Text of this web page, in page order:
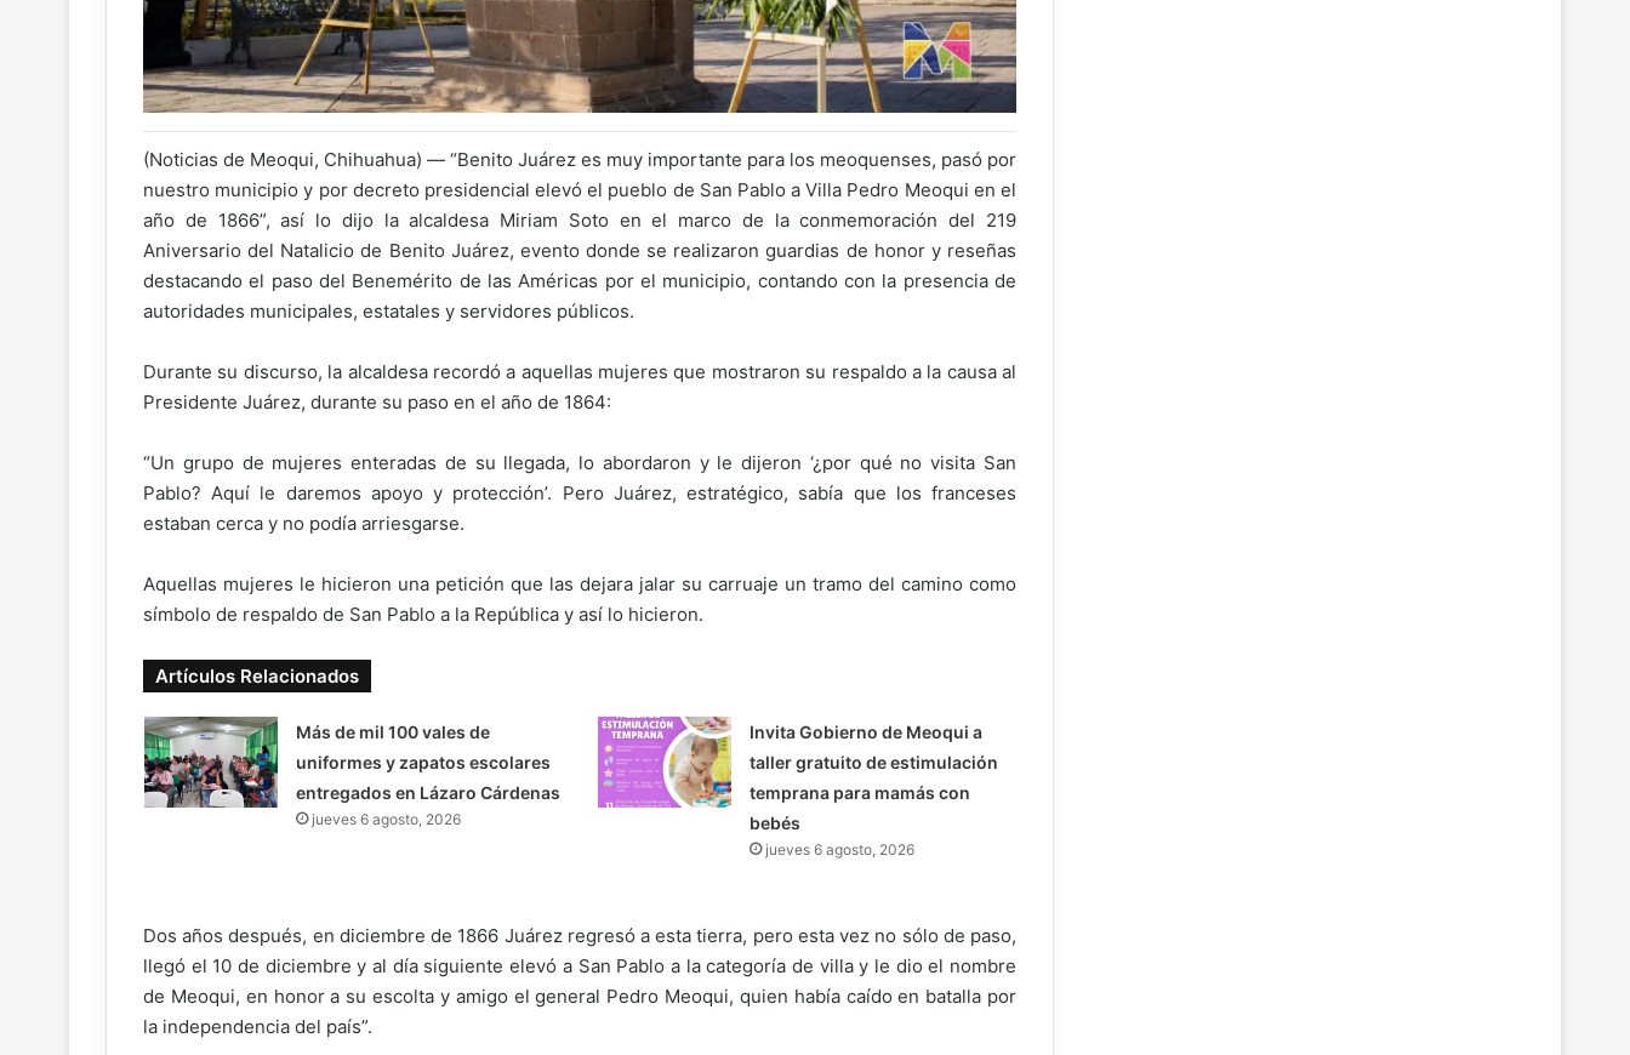
(Noticias de Meoqui, Chihuahua) — “Benito Juárez es muy importante para los meoquenses, pasó por
nuestro municipio y por decreto presidencial elevó el pueblo de San Pablo a Villa Pedro Meoqui en el
año de 1866”, así lo dijo la alcaldesa Miriam Soto en el marco de la conmemoración del 219
Aniversario del Natalicio de Benito Juárez, evento donde se realizaron guardias de honor y reseñas
destacando el paso del Benemérito de las Américas por el municipio, contando con la presencia de
autoridades municipales, estatales y servidores públicos.
Durante su discurso, la alcaldesa recordó a aquellas mujeres que mostraron su respaldo a la causa al
Presidente Juárez, durante su paso en el año de 1864:
“Un grupo de mujeres enteradas de su llegada, lo abordaron y le dijeron ‘¿por qué no visita San
Pablo? Aquí le daremos apoyo y protección’. Pero Juárez, estratégico, sabía que los franceses
estaban cerca y no podía arriesgarse.
Aquellas mujeres le hicieron una petición que las dejara jalar su carruaje un tramo del camino como
símbolo de respaldo de San Pablo a la República y así lo hicieron.
Artículos Relacionados
Más de mil 100 vales de
uniformes y zapatos escolares
entregados en Lázaro Cárdenas
jueves 6 agosto, 2026
Invita Gobierno de Meoqui a
taller gratuito de estimulación
temprana para mamás con
bebés
jueves 6 agosto, 2026
Dos años después, en diciembre de 1866 Juárez regresó a esta tierra, pero esta vez no sólo de paso,
llegó el 10 de diciembre y al día siguiente elevó a San Pablo a la categoría de villa y le dio el nombre
de Meoqui, en honor a su escolta y amigo el general Pedro Meoqui, quien había caído en batalla por
la independencia del país”.